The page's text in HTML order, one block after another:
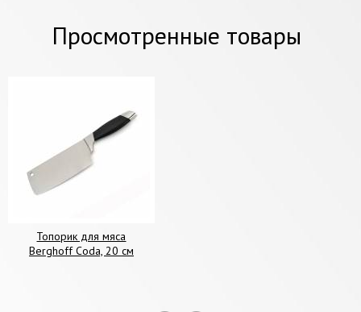
Просмотренные товары
Топорик для мяса
Berghoff Coda, 20 см